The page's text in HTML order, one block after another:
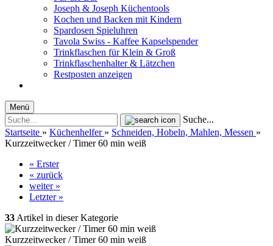
Joseph & Joseph Küchentools
Kochen und Backen mit Kindern
Spardosen Spieluhren
Tavola Swiss - Kaffee Kapselspender
Trinkflaschen für Klein & Groß
Trinkflaschenhalter & Lätzchen
Restposten anzeigen
Menü
Suche...
Startseite » Küchenhelfer » Schneiden, Hobeln, Mahlen, Messen »
Kurzzeitwecker / Timer 60 min weiß
« Erster
« zurück
weiter »
Letzter »
33 Artikel in dieser Kategorie
Kurzzeitwecker / Timer 60 min weiß